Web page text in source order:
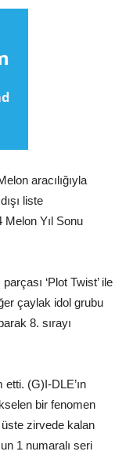
aracılığıyla
liste
Melon Yıl Sonu
‘Plot Twist’ ile
çaylak idol grubu
8. sırayı
(G)I-DLE’ın
bir fenomen
zirvede kalan
1 numaralı seri